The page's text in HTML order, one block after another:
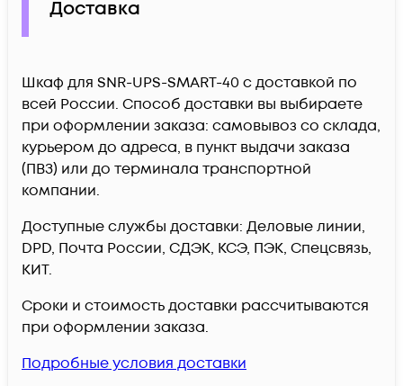
Доставка
Шкаф для SNR-UPS-SMART-40 c доставкой по
всей России. Способ доставки вы выбираете
при оформлении заказа: самовывоз со склада,
курьером до адреса, в пункт выдачи заказа
(ПВЗ) или до терминала транспортной
компании.
Доступные службы доставки: Деловые линии,
DPD, Почта России, СДЭК, КСЭ, ПЭК, Спецсвязь,
КИТ.
Сроки и стоимость доставки рассчитываются
при оформлении заказа.
Подробные условия доставки